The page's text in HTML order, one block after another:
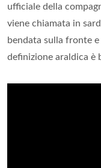
ufficiale della
viene chiamata in
bendata sulla fronte e
definizione araldica è